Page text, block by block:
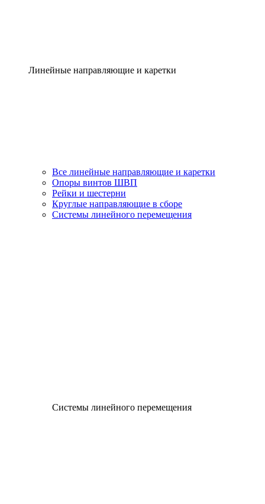
Линейные направляющие и каретки
Все линейные направляющие и каретки
Опоры винтов ШВП
Рейки и шестерни
Круглые направляющие в сборе
Системы линейного перемещения
Системы линейного перемещения